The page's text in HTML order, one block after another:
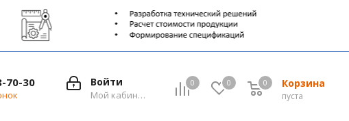
0 0 Корзина
0
пуста
0
Войти
Мой кабинет
70-30